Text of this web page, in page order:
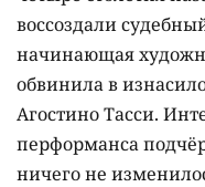
воссоздали
начинающая
обвинила в
Агостино Тасси.
перформанса
ничего не